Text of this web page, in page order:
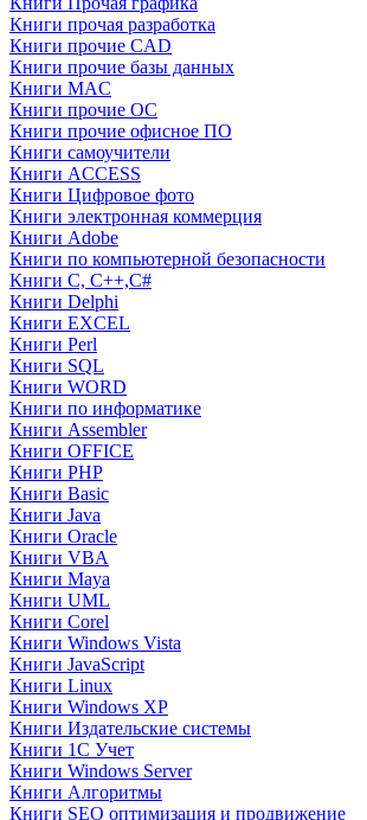
Книги прочая разработка
Книги прочие CAD
Книги прочие базы данных
Книги MAC
Книги прочие ОС
Книги прочие офисное ПО
Книги самоучители
Книги ACCESS
Книги Цифровое фото
Книги электронная коммерция
Книги Adobe
Книги по компьютерной безопасности
Книги C, C++,С#
Книги Delphi
Книги EXCEL
Книги Perl
Книги SQL
Книги WORD
Книги по информатике
Книги Assembler
Книги OFFICE
Книги PHP
Книги Basic
Книги Java
Книги Oracle
Книги VBA
Книги Maya
Книги UML
Книги Corel
Книги Windows Vista
Книги JavaScript
Книги Linux
Книги Windows XP
Книги Издательские системы
Книги 1C Учет
Книги Windows Server
Книги Алгоритмы
Книги SEO оптимизация и продвижение